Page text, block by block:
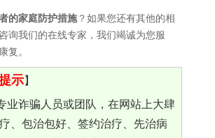
的家庭防护措施？如果您还有其他的相
询我们的在线专家，我们竭诚为您服
复。
示】
业诈骗人员或团队，在网站上大肆
、包治包好、签约治疗、先治病